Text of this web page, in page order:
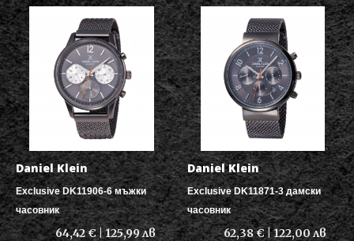
Daniel Klein
Exclusive DK11906-6 мъжки
часовник
64,42 € | 125,99 лв
Daniel Klein
Exclusive DK11871-3 дамски
часовник
62,38 € | 122,00 лв